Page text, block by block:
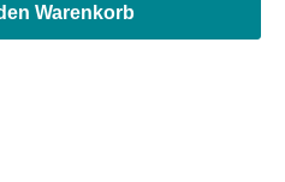
Warenkorb